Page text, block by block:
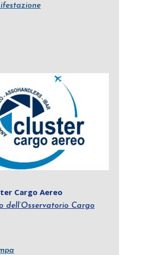
Cargo Aereo
dell’Osservatorio Cargo